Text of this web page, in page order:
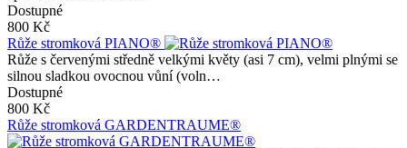
Dostupné
800 Kč
Růže stromková PIANO®
Růže s červenými středně velkými květy (asi 7 cm), velmi plnými se
silnou sladkou ovocnou vůní (voln…
Dostupné
800 Kč
Růže stromková GARDENTRAUME®